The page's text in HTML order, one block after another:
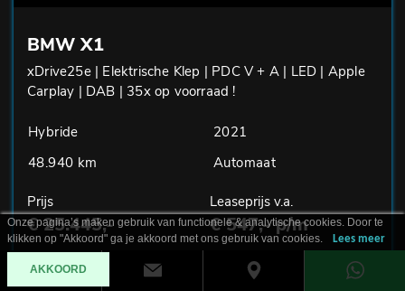
BMW X1
xDrive25e | Elektrische Klep | PDC V + A | LED | Apple
Carplay | DAB | 35x op voorraad !
Hybride
2021
48.940 km
Automaat
Prijs
€ 25.445,-
Leaseprijs v.a.
€ 547,- p/m
Onze pagina’s maken gebruik van functionele & analytische cookies. Door te
klikken op "Akkoord" ga je akkoord met ons gebruik van cookies.
Lees meer
AKKOORD